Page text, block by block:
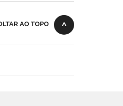
AO TOPO